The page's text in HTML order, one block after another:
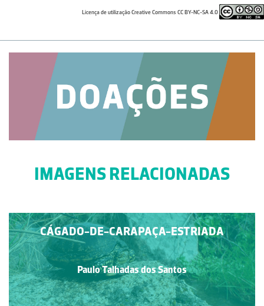
Licença de utilização Creative Commons CC BY-NC-SA 4.0
IMAGENS RELACIONADAS
CÁGADO-DE-CARAPAÇA-ESTRIADA
Paulo Talhadas dos Santos